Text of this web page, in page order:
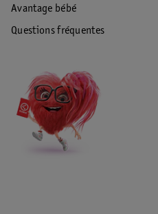
Avantage bébé
Questions fréquentes